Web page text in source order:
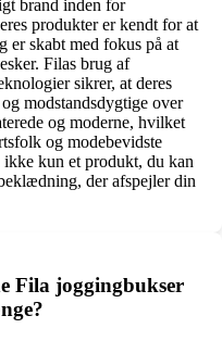
brand inden for
produkter er kendt for at
er skabt med fokus på at
Filas brug af
sikrer, at deres
modstandsdygtige over
og moderne, hvilket
og modebevidste
kun et produkt, du kan
der afspejler din
Fila joggingbukser